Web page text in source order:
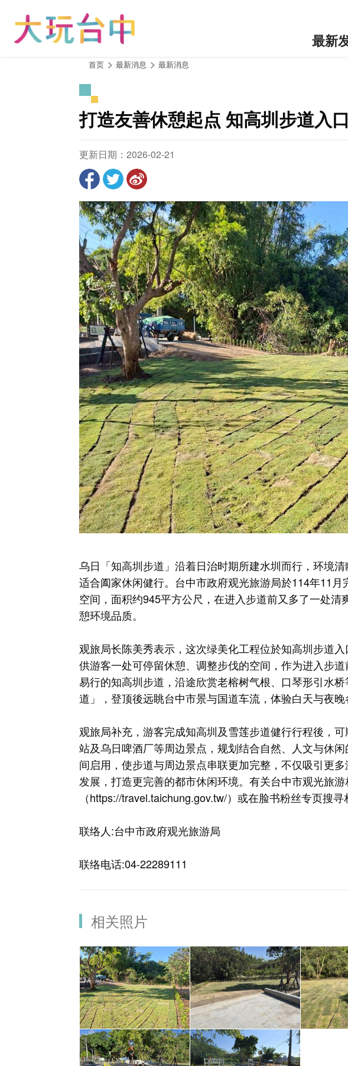
最新
首页 最新消息 最新消息
打造友善休憩起点 知高圳步道入
更新日期：2026-02-21
乌日「知高圳步道」沿着日治时期所建水圳而行，环境
适合阖家休闲健行。台中市政府观光旅游局於114年11
空间，面积约945平方公尺，在进入步道前又多了一处
憩环境品质。
观旅局长陈美秀表示，这次绿美化工程位於知高圳步道
供游客一处可停留休憩、调整步伐的空间，作为进入步
易行的知高圳步道，沿途欣赏老榕树气根、口琴形引水
道」，登顶後远眺台中市景与国道车流，体验白天与夜晚
观旅局补充，游客完成知高圳及雪莲步道健行行程後，
站及乌日啤酒厂等周边景点，规划结合自然、人文与休
间启用，使步道与周边景点串联更加完整，不仅吸引更
发展，打造更完善的都市休闲环境。有关台中市观光旅
（https://travel.taichung.gov.tw/）或在脸书粉丝专页搜寻
联络人:台中市政府观光旅游局
联络电话:04-22289111
相关照片